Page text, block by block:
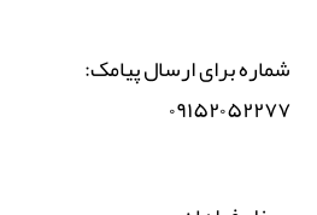
شماره برای ارسال پیامک:
۰۹۱۵۲۰۵۲۲۷۷